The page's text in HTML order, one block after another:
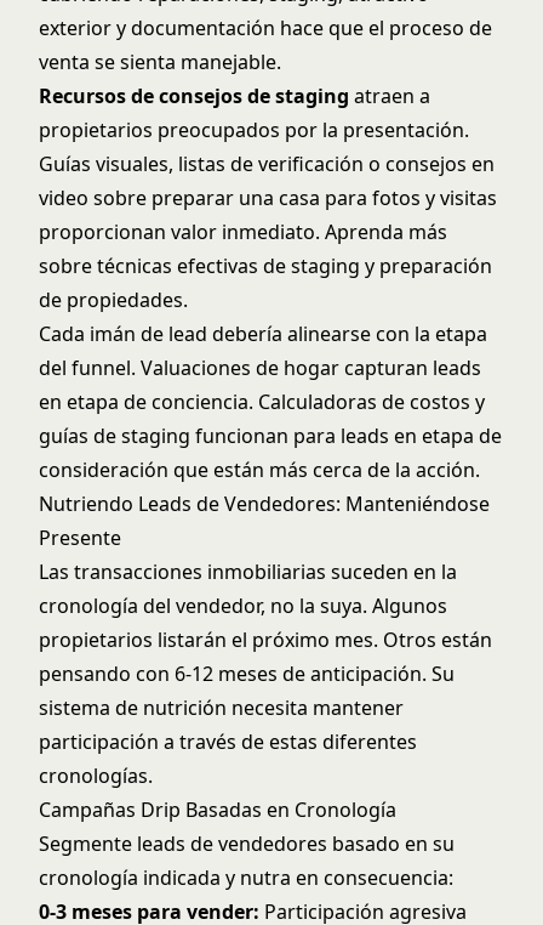
exterior y documentación hace que el proceso de
venta se sienta manejable.
Recursos de consejos de staging atraen a
propietarios preocupados por la presentación.
Guías visuales, listas de verificación o consejos en
video sobre preparar una casa para fotos y visitas
proporcionan valor inmediato. Aprenda más
sobre técnicas efectivas destaging y preparación
de propiedades.
Cada imán de lead debería alinearse con la etapa
del funnel. Valuaciones de hogar capturan leads
en etapa de conciencia. Calculadoras de costos y
guías de staging funcionan para leads en etapa de
consideración que están más cerca de la acción.
Nutriendo Leads de Vendedores: Manteniéndose
Presente
Las transacciones inmobiliarias suceden en la
cronología del vendedor, no la suya. Algunos
propietarios listarán el próximo mes. Otros están
pensando con 6-12 meses de anticipación. Su
sistema de nutrición necesita mantener
participación a través de estas diferentes
cronologías.
Campañas Drip Basadas en Cronología
Segmente leads de vendedores basado en su
cronología indicada y nutra en consecuencia:
0-3 meses para vender: Participación agresiva